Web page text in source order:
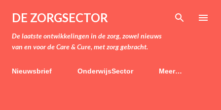
Doorgaan naar hoofdcontent
DE ZORGSECTOR
De laatste ontwikkelingen in de zorg, zowel nieuws
van en voor de Care & Cure, met zorg gebracht.
Nieuwsbrief OnderwijsSector Meer…